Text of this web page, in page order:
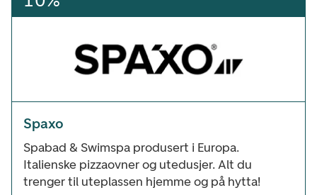
Spaxo
Spabad & Swimspa produsert i Europa.
Italienske pizzaovner og utedusjer. Alt du
trenger til uteplassen hjemme og på hytta!